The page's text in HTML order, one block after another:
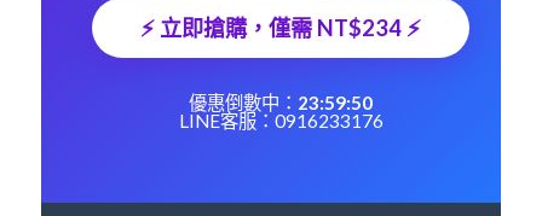
⚡ 立即搶購，僅需 NT$234 ⚡
優惠倒數中： 23:59:50
LINE客服： 0916233176